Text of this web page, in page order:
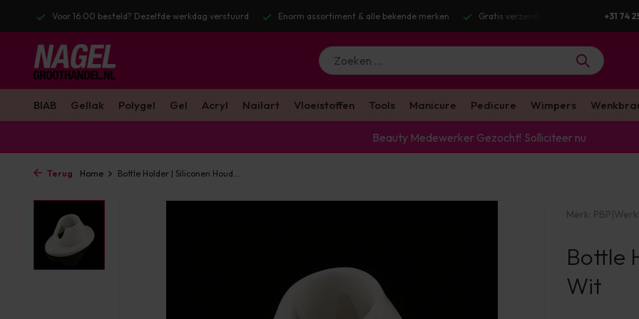
Enorm assortiment & alle bekende merken Gratis verzending v.a. €100 excl. BTW Voor 16:00 besteld? Dezelfde werkdag verstuurd
+31 74
BIAB Gellak Polygel Gel Acryl Nailart Vloeistoffen Tools Manicure Pedicure Wimpers
Beauty Medewerker Gezocht! Solliciteer nu
Terug Home Bottle Holder | Siliconen Houd...
Merk: PBP|
Bottle
Wit